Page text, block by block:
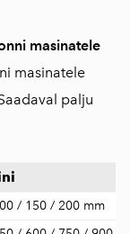
masinatele
masinatele
palju
/ 150 / 200 mm